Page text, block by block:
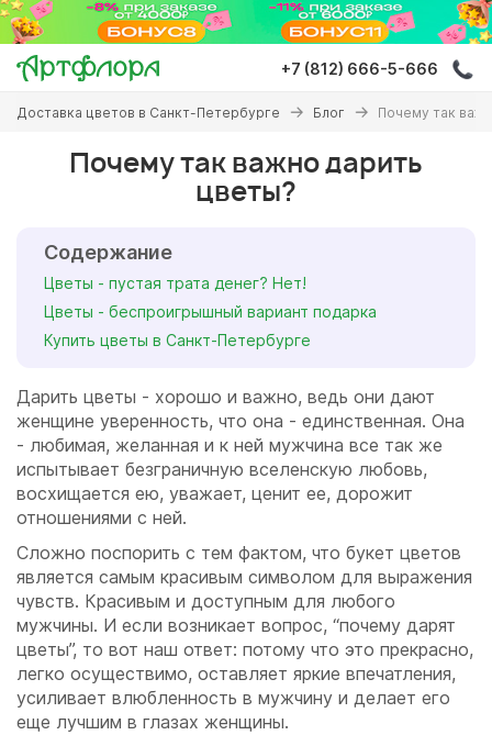
Перейти
основному
содержанию
+7 (812) 666-5-666
Вы
здесь
Доставка цветов в Санкт-Петербурге Блог Почему так
Почему так важно дарить
цветы?
Содержание
Цветы - пустая трата денег? Нет!
Цветы - беспроигрышный вариант подарка
Купить цветы в Санкт-Петербурге
Дарить цветы - хорошо и важно, ведь они дают
женщине уверенность, что она - единственная. Она
- любимая, желанная и к ней мужчина все так же
испытывает безграничную вселенскую любовь,
восхищается ею, уважает, ценит ее, дорожит
отношениями с ней.
Сложно поспорить с тем фактом, что букет цветов
является самым красивым символом для выражения
чувств. Красивым и доступным для любого
мужчины. И если возникает вопрос, “почему дарят
цветы”, то вот наш ответ: потому что это прекрасно,
легко осуществимо, оставляет яркие впечатления,
усиливает влюбленность в мужчину и делает его
еще лучшим в глазах женщины.